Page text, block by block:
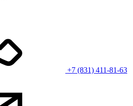
+7 (831) 411-81-63